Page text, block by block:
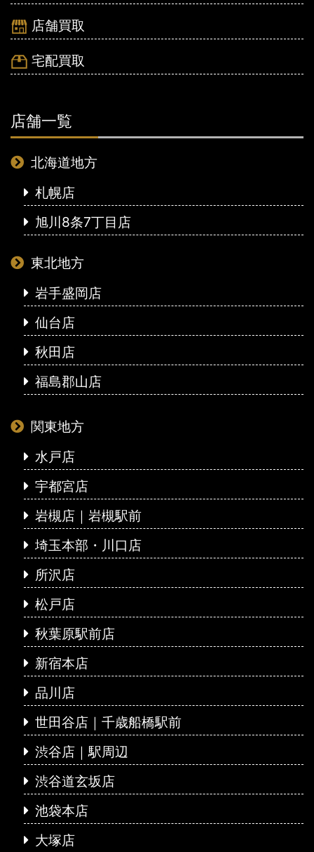
店舗買取
宅配買取
店舗一覧
北海道地方
札幌店
旭川8条7丁目店
東北地方
岩手盛岡店
仙台店
秋田店
福島郡山店
関東地方
水戸店
宇都宮店
岩槻店｜岩槻駅前
埼玉本部・川口店
所沢店
松戸店
秋葉原駅前店
新宿本店
品川店
世田谷店｜千歳船橋駅前
渋谷店｜駅周辺
渋谷道玄坂店
池袋本店
大塚店